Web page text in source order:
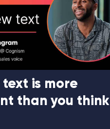
text is more
than you think